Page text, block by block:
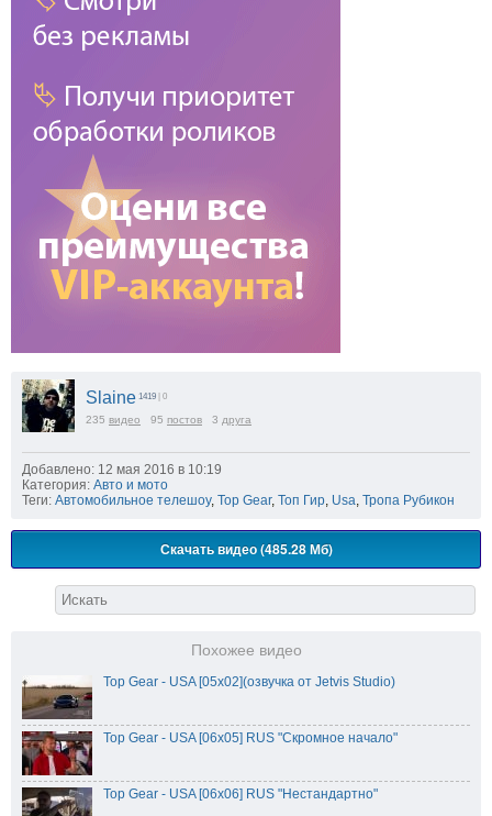
Slaine 1419 | 0
235 видео 95 постов 3 друга
Добавлено: 12 мая 2016 в 10:19
Категория: Авто и мото
Теги: Автомобильное телешоу, Top Gear, Топ Гир Usa Тропа Рубикон
Скачать видео (485.28 Мб)
Похожее видео
Top Gear - USA [05x02](озвучка от Jetvis Studio)
Top Gear - USA [06x05] RUS "Скромное начало"
Top Gear - USA [06x06] RUS "Нестандартно"